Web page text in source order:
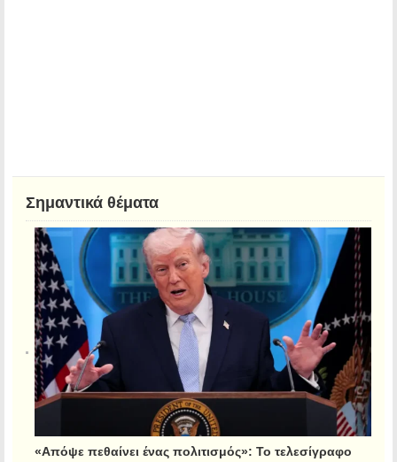
Σημαντικά θέματα
«Απόψε πεθαίνει ένας πολιτισμός»: Το τελεσίγραφο